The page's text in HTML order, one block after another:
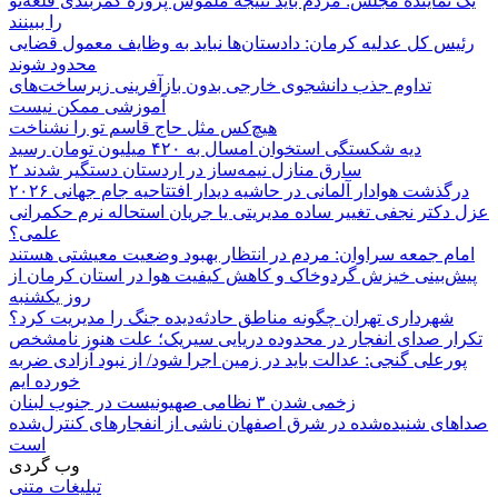
را ببینند
رئیس کل عدلیه کرمان: دادستان‌ها نباید به وظایف معمول قضایی
محدود شوند
تداوم جذب دانشجوی خارجی بدون بازآفرینی زیرساخت‌های
آموزشی ممکن نیست
هیچ‌کس مثل حاج قاسم تو را نشناخت
دیه شکستگی استخوان امسال به ۴۲۰ میلیون تومان رسید
۲ سارق منازل نیمه‌ساز در اردستان دستگیر شدند
درگذشت هوادار آلمانی در حاشیه دیدار افتتاحیه جام جهانی ۲۰۲۶
عزل دکتر نجفی تغییر ساده مدیریتی یا جریان استحاله نرم حکمرانی
علمی؟
امام جمعه سراوان: مردم در انتظار بهبود وضعیت معیشتی هستند
پیش‌بینی خیزش گردوخاک و کاهش کیفیت هوا در استان کرمان از
روز یکشنبه
شهرداری تهران چگونه مناطق حادثه‌دیده جنگ را مدیریت کرد؟
تکرار صدای انفجار در محدوده دریایی سیریک؛ علت هنوز نامشخص
پورعلی گنجی: عدالت باید در زمین اجرا شود/ از نبود آزادی ضربه
خورده ایم
زخمی شدن ۳ نظامی صهیونیست در جنوب لبنان
صداهای شنیده‌شده در شرق اصفهان ناشی از انفجارهای کنترل‌شده
است
وب گردی
تبلیغات متنی